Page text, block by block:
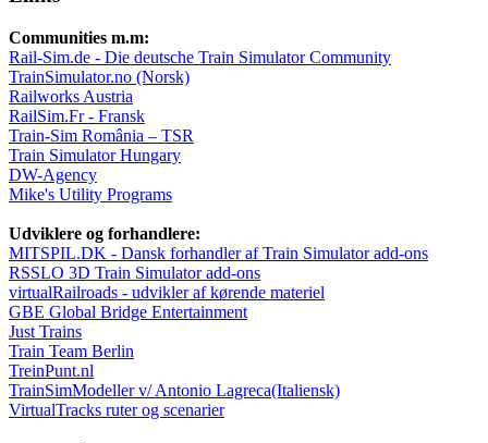
Communities m.m:
Rail-Sim.de - Die deutsche Train Simulator Community
TrainSimulator.no (Norsk)
Railworks Austria
RailSim.Fr - Fransk
Train-Sim România – TSR
Train Simulator Hungary
DW-Agency
Mike's Utility Programs
Udviklere og forhandlere:
MITSPIL.DK - Dansk forhandler af Train Simulator add-ons
RSSLO 3D Train Simulator add-ons
virtualRailroads - udvikler af kørende materiel
GBE Global Bridge Entertainment
Just Trains
Train Team Berlin
TreinPunt.nl
TrainSimModeller v/ Antonio Lagreca(Italiensk)
VirtualTracks ruter og scenarier